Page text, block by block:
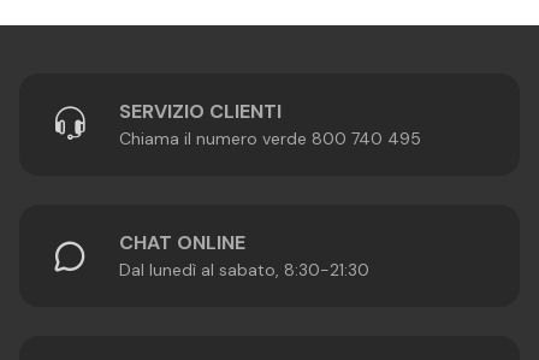
SERVIZIO CLIENTI
Chiama il numero verde 800 740 495
CHAT ONLINE
Dal lunedì al sabato, 8:30-21:30